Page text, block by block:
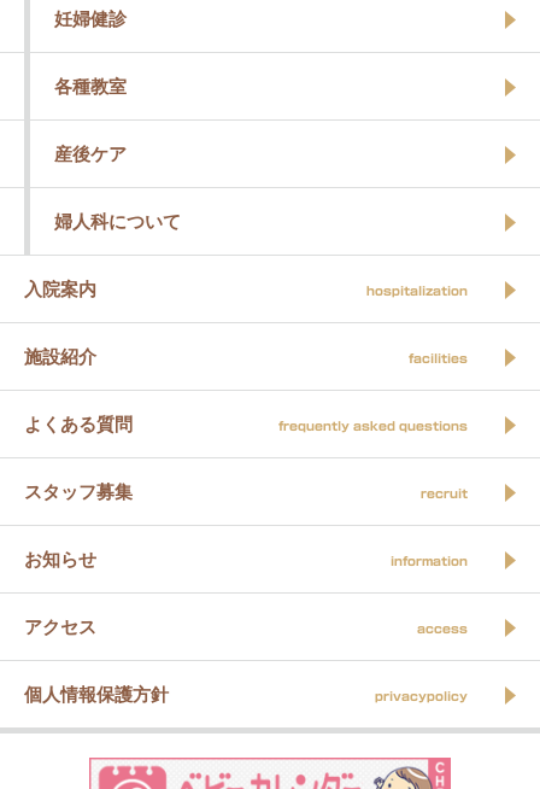
妊婦健診
各種教室
産後ケア
婦人科について
入院案内 hospitalization
施設紹介 facilities
よくある質問 frequently asked questions
スタッフ募集 recruit
お知らせ information
アクセス access
個人情報保護方針 privacypolicy